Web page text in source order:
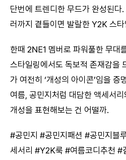
단번에 트렌디한 무드가 완성된다
러까지 곁들이면 발랄한 Y2K 스
한때 2NE1 멤버로 파워풀한 무대
스타일링에서도 독보적 존재감을
가 여전히 ‘개성의 아이콘’임을 증
여름, 공민지처럼 대담한 액세서
개성을 표현해보는 건 어떨까.
#공민지 #공민지패션 #공민지블
세서리 #Y2K룩 #여름코디추천 #